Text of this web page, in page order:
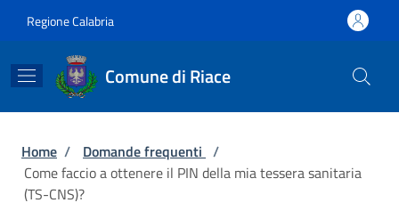
Regione Calabria
Comune di Riace
Briciole di pane
Home / Domande frequenti /
Come faccio a ottenere il PIN della mia tessera sanitaria
(TS-CNS)?